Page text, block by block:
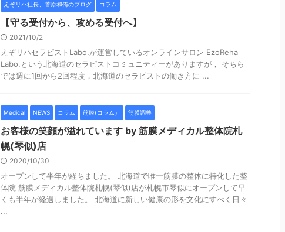
えぞリハ社長、菅原和侑のブログ コラム
【守る受付から、攻める受付へ】
2021/10/2
えぞリハセラピストLabo.が運営しているオンラインサロン EzoReha
Labo.という北海道のセラピストコミュニティーがありますが， そちら
では週に1回から2回程度，北海道のセラピストの働き方に ...
Medical NEWS コラム 筋膜(コラム） 筋膜調整
お客様の笑顔が溢れています by 筋膜メディカル整体院札
幌(琴似)店
2020/10/30
オープンして半年が経ちました。 北海道で唯一筋膜の整体に特化した整
体院 筋膜メディカル整体院札幌(琴似)店が札幌市琴似にオープンして早
くも半年が経過しました。 北海道に新しい健康の形を文化にすべく日々
...